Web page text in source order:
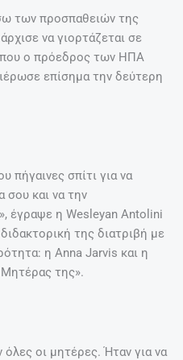
των προσπαθειών της
να γιορτάζεται σε
που ο πρόεδρος των ΗΠΑ
επίσημα την δεύτερη
πήγαινες σπίτι για να
σου και να την
έγραψε η Wesleyan Antolini
της διατριβή με
η Anna Jarvis και η
της».
όλες οι μητέρες. Ήταν για να